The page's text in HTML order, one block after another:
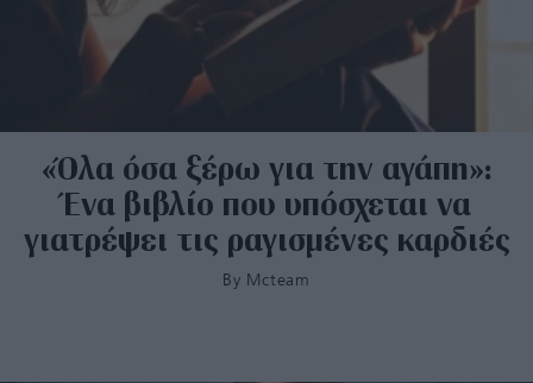
«Όλα όσα ξέρω για την αγάπη»:
Ένα βιβλίο που υπόσχεται να
γιατρέψει τις ραγισμένες καρδιές
By Mcteam